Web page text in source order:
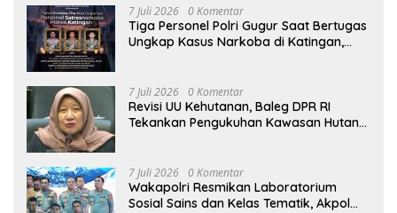
7 Juli 2026 0 Komentar
Tiga Personel Polri Gugur Saat Bertugas
Ungkap Kasus Narkoba di Katingan,
7 Juli 2026 0 Komentar
Revisi UU Kehutanan, Baleg DPR RI
Tekankan Pengukuhan Kawasan Hutan
7 Juli 2026 0 Komentar
Wakapolri Resmikan Laboratorium
Sosial Sains dan Kelas Tematik, Akpol